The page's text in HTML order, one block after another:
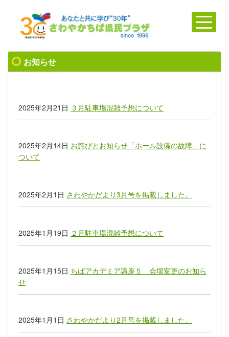
お知らせ
2025年2月21日 ３月駐車場混雑予想について
2025年2月14日 お詫びとお知らせ「ホール設備の故障」に
ついて
2025年2月1日 さわやかだより3月号を掲載しました。
2025年1月19日 ２月駐車場混雑予想について
2025年1月15日 ちばアカデミア講座５ 会場変更のお知ら
せ
2025年1月1日 さわやかだより2月号を掲載しました。